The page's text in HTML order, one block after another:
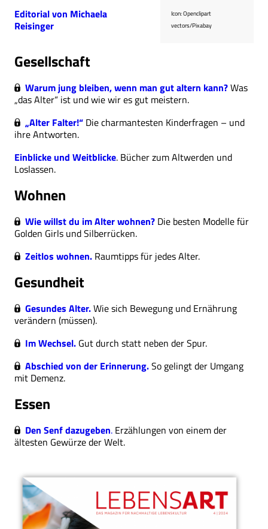
Editorial von Michaela
Reisinger
Icon: Openclipart
vectors/Pixabay
Gesellschaft
Warum jung bleiben, wenn man gut altern kann?Was
„das Alter“ ist und wie wir es gut meistern.
„Alter Falter!“ Die charmantesten Kinderfragen – und
ihre Antworten.
Einblicke und Weitblicke. Bücher zum Altwerden und
Loslassen.
Wohnen
Wie willst du im Alter wohnen? Die besten Modelle für
Golden Girls und Silberrücken.
Zeitlos wohnen. Raumtipps für jedes Alter.
Gesundheit
Gesundes Alter.Wie sich Bewegung und Ernährung
verändern (müssen).
Im Wechsel. Gut durch statt neben der Spur.
Abschied von der Erinnerung.So gelingt der Umgang
mit Demenz.
Essen
Den Senf dazugeben. Erzählungen von einem der
ältesten Gewürze der Welt.